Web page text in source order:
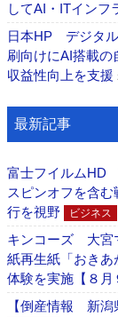
してAI・ITインフ
日本HP デジタ
刷向けにAI搭載の
収益性向上を支援
最新記事
富士フイルムHD
スピンオフを含
行を視野
ビジネス
キンコーズ 大宮
紙再生紙「おきあ
体験を実施【８月
【倒産情報 新